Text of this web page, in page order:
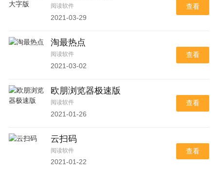
阅读软件
2021-03-29
查看
淘最热点
阅读软件
2021-03-02
查看
欧朋浏览器极速版
阅读软件
2021-01-26
查看
云扫码
阅读软件
2021-01-22
查看